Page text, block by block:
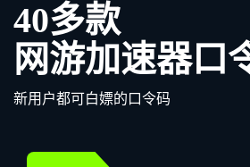
40多款
网游加速器口
新用户都可白嫖的口令码